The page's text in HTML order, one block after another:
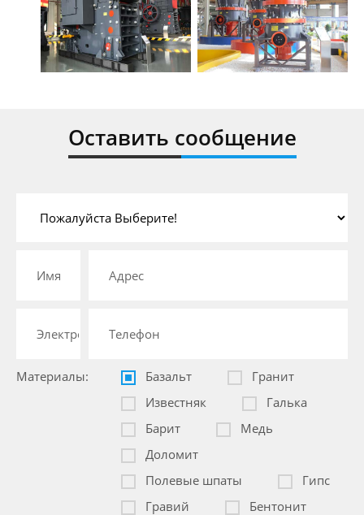
Оставить сообщение
Материалы: Базальт
Гранит
Известняк
Галька
Барит
Медь
Доломит
Полевые шпаты
Гипс
Гравий
Бентонит